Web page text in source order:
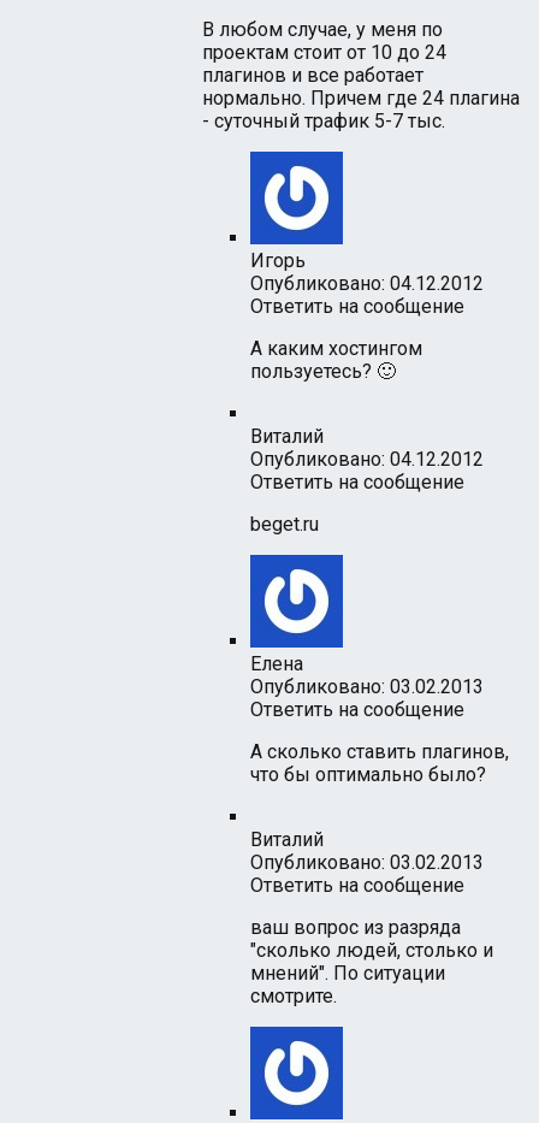
В любом случае, у меня по
проектам стоит от 10 до 24
плагинов и все работает
нормально. Причем где 24 плагина
- суточный трафик 5-7 тыс.
Игорь
Опубликовано: 04.12.2012
Ответить на сообщение
А каким хостингом
пользуетесь? 🙂
Виталий
Опубликовано: 04.12.2012
Ответить на сообщение
beget.ru
Елена
Опубликовано: 03.02.2013
Ответить на сообщение
А сколько ставить плагинов,
что бы оптимально было?
Виталий
Опубликовано: 03.02.2013
Ответить на сообщение
ваш вопрос из разряда
"сколько людей, столько и
мнений". По ситуации
смотрите.